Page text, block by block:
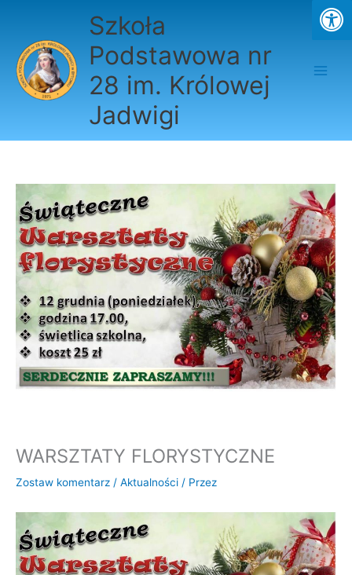
Szkoła
Podstawowa nr
28 im. Królowej
Jadwigi
WARSZTATY FLORYSTYCZNE
Zostaw komentarz / Aktualności / Przez